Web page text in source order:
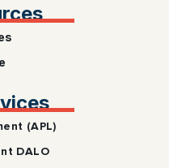
(APL)
DALO